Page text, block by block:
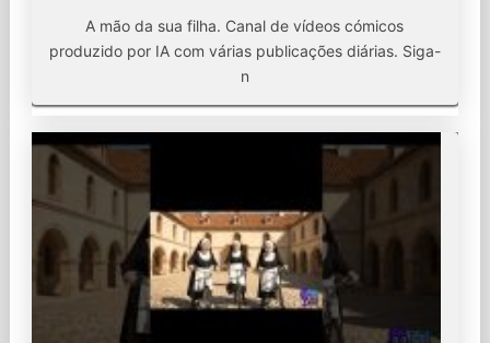
A mão da sua filha. Canal de vídeos cómicos
produzido por IA com várias publicações diárias. Siga-
n